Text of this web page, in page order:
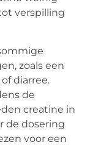
verspilling
zoals een
diarree.
de
creatine in
de dosering
voor een